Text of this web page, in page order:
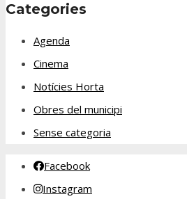
Categories
Agenda
Cinema
Notícies Horta
Obres del municipi
Sense categoria
Facebook
Instagram